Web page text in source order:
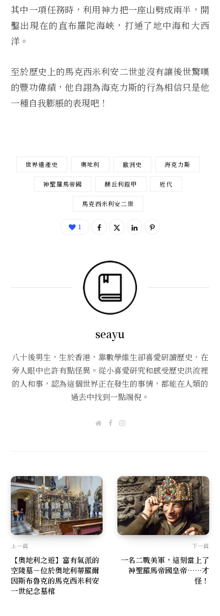
其中一項任務時，利用神力把一座山劈成兩半，開
鑿出現在的直布羅陀海峽，打通了地中海和大西
洋。
至於歷史上的馬克西米利安二世並沒有讓後世驚嘆
的豐功偉績，他自詡為海克力斯的行為相信只是他
一種自我膨脹的表現吧！
世界遺產史 奧地利 歐洲史 海克力斯
神聖羅馬帝國 赫丘利鎧甲 近代
馬克西米利安二世
1
seayu
八十後男生，生於香港，靠數學維生卻喜愛研讀歷史，在
旁人眼中也許有點怪異。從小喜愛研究和感受歷史洪流裡
的人和事，認為這個世界正在發生的事情，都能在人類的
過去中找到一點端倪。
W
F
I
m
上一篇
【奧地利之遊】富有氣派的
空陵墓－位於奧地利蒂羅爾
因斯布魯克的馬克西米利安
一世紀念墓棺
下一篇
一名二戰美軍，這刻當上了
神聖羅馬帝國皇帝……才
怪！